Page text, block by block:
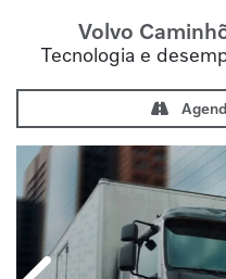
Volvo
Tecnologia e